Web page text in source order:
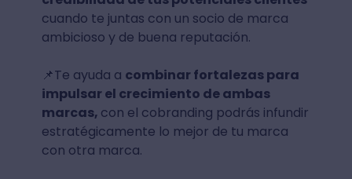
cuando te juntas con un socio de marca
ambicioso y de buena reputación.
📌Te ayuda a combinar fortalezas para
impulsar el crecimiento de ambas
marcas, con el cobranding podrás infundir
estratégicamente lo mejor de tu marca
con otra marca.